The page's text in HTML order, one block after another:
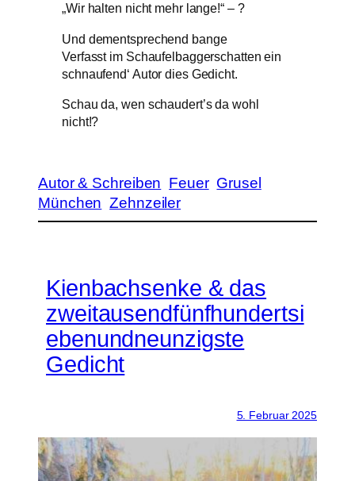
„Wir halten nicht mehr lange!“ – ?
Und dementsprechend bange
Verfasst im Schaufelbaggerschatten ein
schnaufend‘ Autor dies Gedicht.
Schau da, wen schaudert’s da wohl
nicht!?
Autor & Schreiben Feuer Grusel
München Zehnzeiler
Kienbachsenke & das
zweitausendfünfhundertsi
ebenundneunzigste
Gedicht
5. Februar 2025